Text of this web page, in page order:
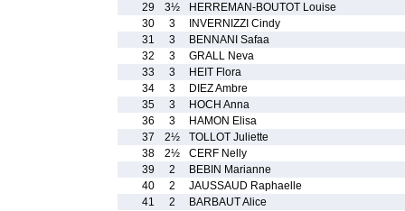
29
3½
HERREMAN-BOUTOT Louise
30
3
INVERNIZZI Cindy
31
3
BENNANI Safaa
32
3
GRALL Neva
33
3
HEIT Flora
34
3
DIEZ Ambre
35
3
HOCH Anna
36
3
HAMON Elisa
37
2½
TOLLOT Juliette
38
2½
CERF Nelly
39
2
BEBIN Marianne
40
2
JAUSSAUD Raphaelle
41
2
BARBAUT Alice